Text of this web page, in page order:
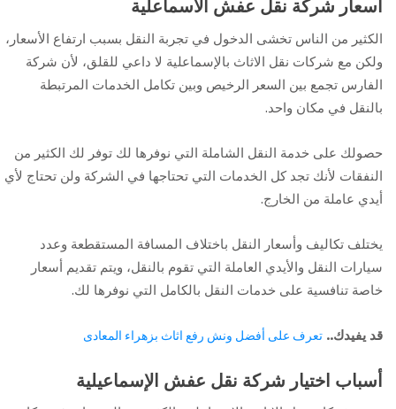
أسعار شركة نقل عفش الاسماعلية
الكثير من الناس تخشى الدخول في تجربة النقل بسبب ارتفاع الأسعار،
ولكن مع شركات نقل الاثاث بالإسماعلية لا داعي للقلق، لأن شركة
الفارس تجمع بين السعر الرخيص وبين تكامل الخدمات المرتبطة
بالنقل في مكان واحد.
حصولك على خدمة النقل الشاملة التي نوفرها لك توفر لك الكثير من
النفقات لأنك تجد كل الخدمات التي تحتاجها في الشركة ولن تحتاج لأي
أيدي عاملة من الخارج.
يختلف تكاليف وأسعار النقل باختلاف المسافة المستقطعة وعدد
سيارات النقل والأيدي العاملة التي تقوم بالنقل، ويتم تقديم أسعار
خاصة تنافسية على خدمات النقل بالكامل التي نوفرها لك.
قد يفيدك.. تعرف على أفضل ونش رفع اثاث بزهراء المعادى
أسباب اختيار شركة نقل عفش الإسماعيلية